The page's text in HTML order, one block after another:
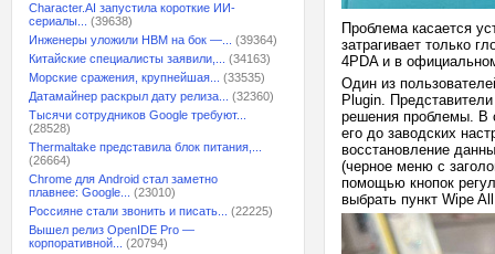
Character.AI запустила короткие ИИ-
сериалы...
(39638)
Инженеры уложили HBM на бок —...
(39364)
Китайские специалисты заявили,...
(34163)
Морские сражения, крупнейшая...
(33535)
Датамайнер раскрыл дату релиза...
(32360)
Тысячи сотрудников Google требуют...
(28528)
Thermaltake представила блок питания,...
(26664)
Chrome для Android стал заметно
плавнее: Google...
(23010)
Россияне стали звонить и писать...
(22225)
Вышел релиз OpenIDE Pro —
корпоративной...
(20794)
Проблема касается
затрагивает только
4PDA и в
Один из
Plugin.
решения проблемы. В
его до заводских
восстановление
(черное меню с
помощью кнопок
выбрать пункт Wipe